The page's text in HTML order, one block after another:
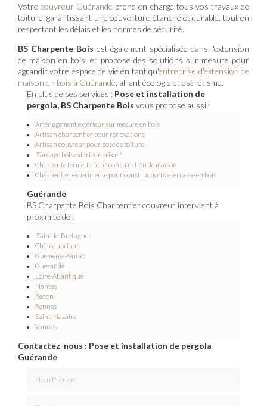
Votrecouvreur Guérande prend en charge tous vos travaux de
toiture, garantissant une couverture étanche et durable, tout en
respectant les délais et les normes de sécurité.
BS Charpente Bois est également spécialisée dans l'extension
de maison en bois, et propose des solutions sur mesure pour
agrandir votre espace de vie en tant qu'entreprise d'extension de
maison en bois à Guérande , alliant écologie et esthétisme.
En plus de ses services : Pose et installation de
pergola, BS Charpente Bois vous propose aussi :
Aménagement extérieur sur mesure en bois
Artisan charpentier pour rénovations
Artisan couvreur pour pose de toiture
Bardage bois extérieur prix m²
Charpente fermette pour construction de maison
Charpentier expérimenté pour construction de terrasse en bois
Guérande
BS Charpente Bois Charpentier couvreur intervient à
proximité de :
Bain-de-Bretagne
Châteaubriant
Guémené-Penfao
Guérande
Loire-Atlantique
Nantes
Redon
Rennes
Saint-Nazaire
Vannes
Contactez-nous : Pose et installation de pergola
Guérande